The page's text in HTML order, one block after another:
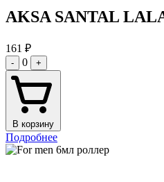
AKSA SANTAL
161 ₽
- 0 +
В корзину
Подробнее